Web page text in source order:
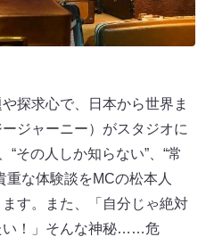
探求心で、日本から世界ま
ジャーニー）がスタジオに
“その人しか知らない”、“常
重な体験談をMCの松本人
す。また、「自分じゃ絶対
！」そんな神秘……危